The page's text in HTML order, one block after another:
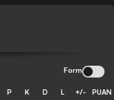
Form
P K D L +/- PUAN